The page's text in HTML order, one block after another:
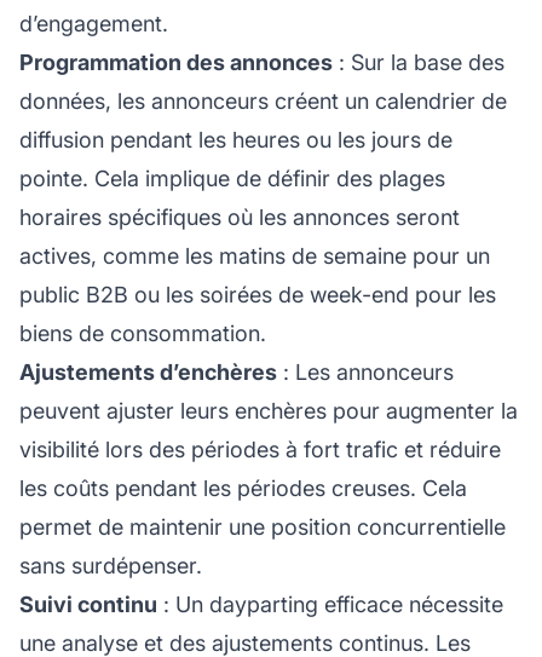
d’engagement.
Programmation des annonces : Sur la base des
données, les annonceurs créent un calendrier de
diffusion pendant les heures ou les jours de
pointe. Cela implique de définir des plages
horaires spécifiques où les annonces seront
actives, comme les matins de semaine pour un
public B2B ou les soirées de week-end pour les
biens de consommation.
Ajustements d’enchères : Les annonceurs
peuvent ajuster leurs enchères pour augmenter la
visibilité lors des périodes à fort trafic et réduire
les coûts pendant les périodes creuses. Cela
permet de maintenir une position concurrentielle
sans surdépenser.
Suivi continu : Un dayparting efficace nécessite
une analyse et des ajustements continus. Les